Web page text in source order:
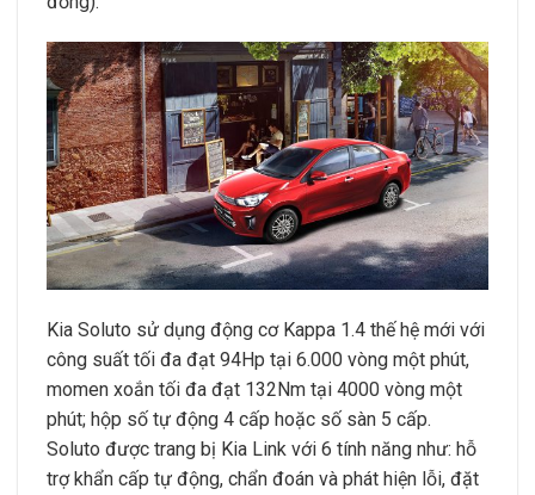
Kia Soluto sử dụng động cơ Kappa 1.4 thế hệ mới với
công suất tối đa đạt 94Hp tại 6.000 vòng một phút,
momen xoắn tối đa đạt 132Nm tại 4000 vòng một
phút; hộp số tự động 4 cấp hoặc số sàn 5 cấp.
Soluto được trang bị Kia Link với 6 tính năng như: hỗ
trợ khẩn cấp tự động, chẩn đoán và phát hiện lỗi, đặt